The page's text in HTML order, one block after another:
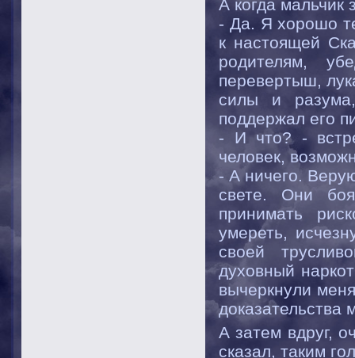
А когда мальчик
- Да. Я хорошо
к настоящей
родителям,
перевертыш,
силы и
поддержал его
- И что? -
человек,
- А ничего.
свете. Они
принимать
умереть,
своей
духовный
вычеркнули
доказательства
А затем вдруг,
сказал, таким